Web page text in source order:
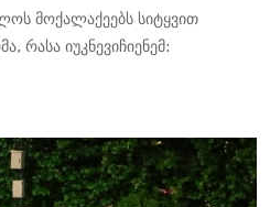
მოქალაქეებს სიტყვით
რასა იუკნევიჩიენემ: